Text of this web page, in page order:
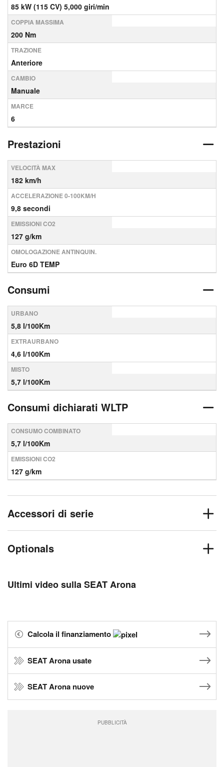
85 kW (115 CV) 5,000 giri/min
COPPIA MASSIMA
200 Nm
TRAZIONE
Anteriore
CAMBIO
Manuale
MARCE
6
Prestazioni
VELOCITÀ MAX
182 km/h
ACCELERAZIONE 0-100KM/H
9,8 secondi
EMISSIONI CO2
127 g/km
OMOLOGAZIONE ANTINQUIN.
Euro 6D TEMP
Consumi
URBANO
5,8 l/100Km
EXTRAURBANO
4,6 l/100Km
MISTO
5,7 l/100Km
Consumi dichiarati WLTP
CONSUMO COMBINATO
5,7 l/100Km
EMISSIONI CO2
127 g/km
Accessori di serie
Optionals
Ultimi video sulla SEAT Arona
Calcola il finanziamento
SEAT Arona usate
SEAT Arona nuove
PUBBLICITÀ